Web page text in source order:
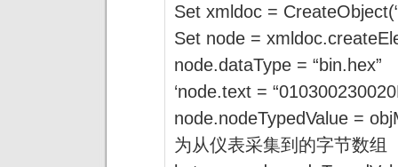
Set xmldoc =
Set node =
node.dataType = “bin.hex”
‘node.text =
node.nodeTypedValue =
为从仪表采集到的字节数组